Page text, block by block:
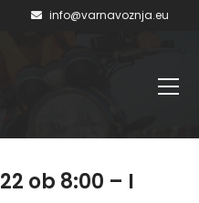
info@varnavoznja.eu
ob 8:00 – I